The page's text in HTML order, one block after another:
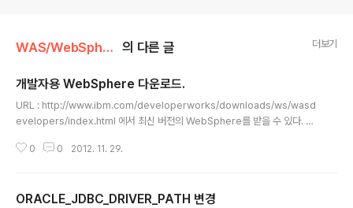
WAS/WebSphere 의 다른 글 더보기
개발자용 WebSphere 다운로드.
URL : http://www.ibm.com/developerworks/downloads/ws/wasd
evelopers/index.html 에서 최신 버전의 WebSphere를 받을 수 있다. 이
전을 다운로드 할 수 있다.
0 0 2012. 11. 29.
ORACLE_JDBC_DRIVER_PATH 변경